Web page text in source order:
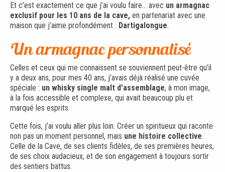
Et c’est exactement ce que j’ai voulu faire… avec un armagnac
exclusif pour les 10 ans de la cave, en partenariat avec une
maison que j’aime profondément : Dartigalongue.
Un armagnac personnalisé
Celles et ceux qui me connaissent se souviennent peut-être qu’il
y a deux ans, pour mes 40 ans, j’avais déjà réalisé une cuvée
spéciale : un whisky single malt d’assemblage, à mon image,
à la fois accessible et complexe, qui avait beaucoup plu et
marqué les esprits.
Cette fois, j’ai voulu aller plus loin. Créer un spiritueux qui raconte
non pas un moment personnel, mais une histoire collective.
Celle de la Cave, de ses clients fidèles, de ses premières heures,
de ses choix audacieux, et de son engagement à toujours sortir
des sentiers battus.